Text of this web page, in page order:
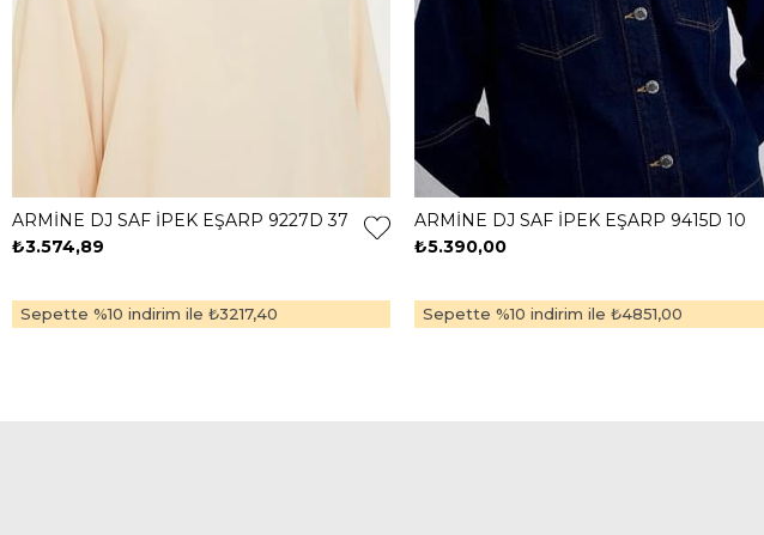
ARMİNE DJ SAF İPEK EŞARP 9227D 37
₺3.574,89
Sepette %10 indirim ile ₺3217,40
ARMİNE DJ SAF İPEK EŞARP 9415D 10
₺5.390,00
Sepette %10 indirim ile ₺4851,00